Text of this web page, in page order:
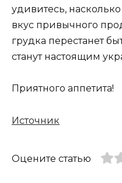
удивитесь,
вкус привычного
грудка перестанет
станут настоящим
Приятного аппетита!
Источник
Оцените статью